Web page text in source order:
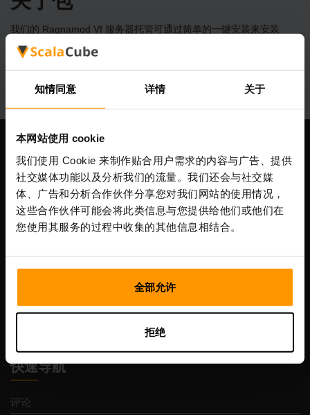
知情同意 详情 关于
本网站使用 cookie
我们使用 Cookie 来制作贴合用户需求的内容与广告、提供
社交媒体功能以及分析我们的流量。我们还会与社交媒
体、广告和分析合作伙伴分享您对我们网站的使用情况，
这些合作伙伴可能会将此类信息与您提供给他们或他们在
您使用其服务的过程中收集的其他信息相结合。
全部允许
拒绝
我们的 Ragnamod VI 服务器托管可通过简单的一键安装来安装
3298 多个独特的模组包。 立即创建您自己的 Ragnamod VI 服务
器！
我们公司
Scalable Hosting Solutions OÜ
注册码: 14652605
Vesivärava tn 50-201, 10152
快速导航
评论